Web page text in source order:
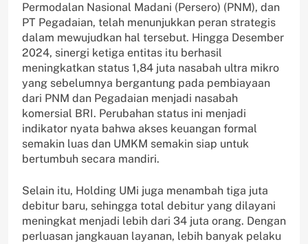
Permodalan Nasional Madani (Persero) (PNM), dan
PT Pegadaian, telah menunjukkan peran strategis
dalam mewujudkan hal tersebut. Hingga Desember
2024, sinergi ketiga entitas itu berhasil
meningkatkan status 1,84 juta nasabah ultra mikro
yang sebelumnya bergantung pada pembiayaan
dari PNM dan Pegadaian menjadi nasabah
komersial BRI. Perubahan status ini menjadi
indikator nyata bahwa akses keuangan formal
semakin luas dan UMKM semakin siap untuk
bertumbuh secara mandiri.
Selain itu, Holding UMi juga menambah tiga juta
debitur baru, sehingga total debitur yang dilayani
meningkat menjadi lebih dari 34 juta orang. Dengan
perluasan jangkauan layanan, lebih banyak pelaku